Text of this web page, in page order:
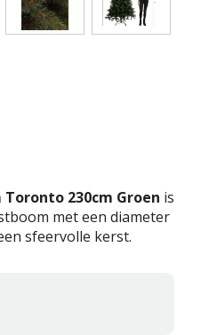
230cm Groen is
met een diameter
sfeervolle kerst.